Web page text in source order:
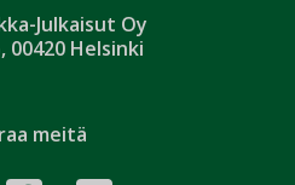
Julkaisut Oy
00420 Helsinki
meitä